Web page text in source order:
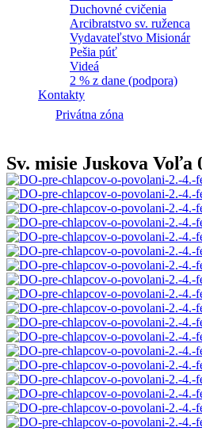
Duchovné cvičenia
Arcibratstvo sv. ruženca
Vydavateľstvo Misionár
Pešia púť
Videá
2 % z dane (podpora)
Kontakty
Privátna zóna
Sv. misie Juskova Voľa